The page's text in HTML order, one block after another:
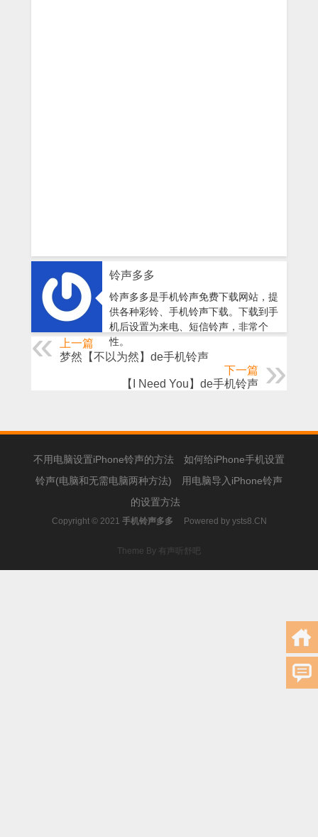
铃声多多
铃声多多是手机铃声免费下载网站，提
供各种彩铃、手机铃声下载。下载到手
机后设置为来电、短信铃声，非常个
性。
上一篇
梦然【不以为然】de手机铃声
下一篇
【I Need You】de手机铃声
不用电脑设置iPhone铃声的方法
如何给iPhone手机设置
铃声(电脑和无需电脑两种方法)
用电脑导入iPhone铃声
的设置方法
Copyright © 2021 手机铃声多多 Powered by ysts8.CN
Theme By 有声听舒吧